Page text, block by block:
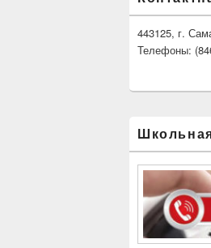
443125, г.
Телефоны: